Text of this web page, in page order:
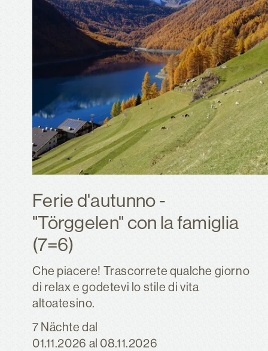
Ferie d'autunno -
"Törggelen" con la famiglia
(7=6)
Che piacere! Trascorrete qualche giorno
di relax e godetevi lo stile di vita
altoatesino.
7 Nächte dal
01.11.2026 al 08.11.2026